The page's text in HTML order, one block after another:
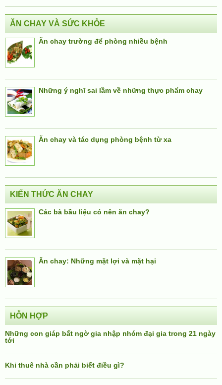
ĂN CHAY VÀ SỨC KHỎE
Ăn chay trường để phòng nhiều bệnh
Những ý nghĩ sai lầm về những thực phẩm chay
Ăn chay và tác dụng phòng bệnh từ xa
KIẾN THỨC ĂN CHAY
Các bà bầu liệu có nên ăn chay?
Ăn chay: Những mặt lợi và mặt hại
HỖN HỢP
Những con giáp bất ngờ gia nhập nhóm đại gia trong 21 ngày
tới
Khi thuê nhà cần phải biết điều gì?